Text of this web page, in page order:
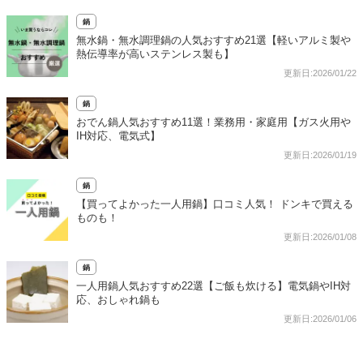
鍋
無水鍋・無水調理鍋の人気おすすめ21選【軽いアルミ製や
熱伝導率が高いステンレス製も】
更新日:2026/01/22
鍋
おでん鍋人気おすすめ11選！業務用・家庭用【ガス火用や
IH対応、電気式】
更新日:2026/01/19
鍋
【買ってよかった一人用鍋】口コミ人気！ ドンキで買える
ものも！
更新日:2026/01/08
鍋
一人用鍋人気おすすめ22選【ご飯も炊ける】電気鍋やIH対
応、おしゃれ鍋も
更新日:2026/01/06